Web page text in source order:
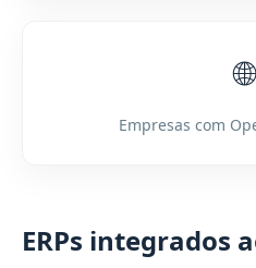
🌐
Empresas com
ERPs integrados